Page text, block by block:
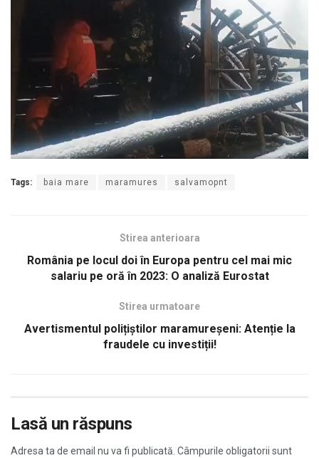
Tags: baia mare maramures salvamopnt
Stirea anterioara
România pe locul doi în Europa pentru cel mai mic
salariu pe oră în 2023: O analiză Eurostat
Stirea urmatoare
Avertismentul polițiștilor maramureşeni: Atenție la
fraudele cu investiții!
Lasă un răspuns
Adresa ta de email nu va fi publicată. Câmpurile obligatorii sunt